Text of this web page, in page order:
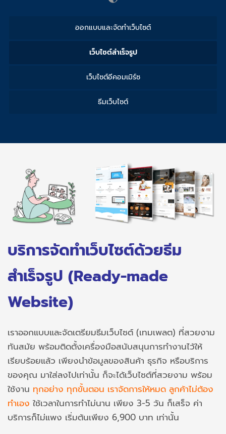
ออกแบบและจัดทำเว็บไซต์
เว็บไซต์สำเร็จรูป
เว็บไซต์อีคอมเมิร์ซ
ธีมเว็บไซต์
บริการจัดทำเว็บไซต์ด้วยธีม
สำเร็จรูป (Ready-made
Website)
เราออกแบบและจัดเตรียมธีมเว็บไซต์ (เทมเพลต) ที่สวยงาม
ทันสมัย พร้อมติดตั้งเครื่องมือสนับสนุนการทำงานไว้ให้
เรียบร้อยแล้ว เพียงนําข้อมูลของสินค้า ธุรกิจ หรือบริการ
ของคุณ มาใส่ลงไปเท่านั้น ก็จะได้เว็บไซต์ที่สวยงาม พร้อม
ใช้งาน ทุกอย่าง ทุกขั้นตอน เราจัดการให้หมด ลูกค้าไม่ต้อง
ทำเอง ใช้เวลาในการทำไม่นาน เพียง 3-5 วัน ก็เสร็จ ค่า
บริการก็ไม่แพง เริ่มต้นเพียง 6,900 บาท เท่านั้น